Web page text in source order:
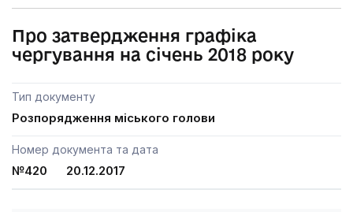
Про затвердження графіка
чергування на січень 2018 року
Тип документу
Розпорядження міського голови
Номер документа та дата
№420 20.12.2017